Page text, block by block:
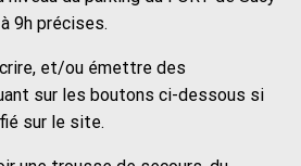
9h précises.
et/ou émettre des
sur les boutons ci-dessous si
sur le site.